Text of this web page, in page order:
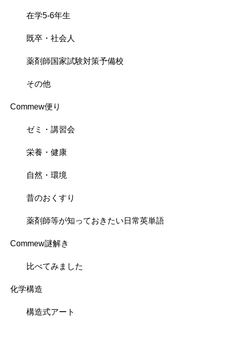
在学5-6年生
既卒・社会人
薬剤師国家試験対策予備校
その他
Commew便り
ゼミ・講習会
栄養・健康
自然・環境
昔のおくすり
薬剤師等が知っておきたい日常英単語
Commew謎解き
比べてみました
化学構造
構造式アート